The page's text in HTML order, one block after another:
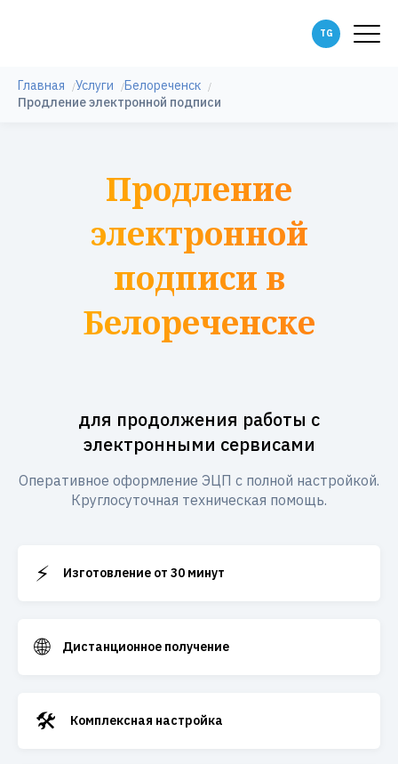
Главная Услуги
Белореченск
Продление электронной подписи
Продление
электронной
подписи в
Белореченске
для продолжения работы с
электронными сервисами
Оперативное оформление ЭЦП с полной настройкой.
Круглосуточная техническая помощь.
⚡ Изготовление от 30 минут
🌐 Дистанционное получение
🛠️ Комплексная настройка